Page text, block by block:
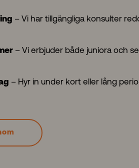
– Vi har tillgängliga konsulter
– Vi erbjuder både juniora och
– Hyr in under kort eller lång